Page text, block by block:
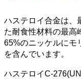
ハステロイ合金は、
た耐食性材料の最高
65%のニッケルにモ
を含んでいます。
ハステロイC-